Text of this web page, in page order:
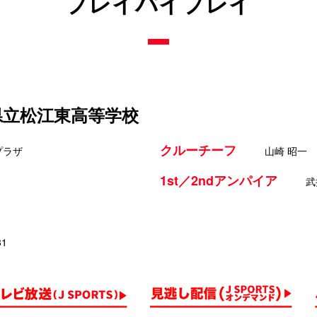
松江東高等学校
ラザ クルーチーフ 山崎 昭一
1st／2ndアンパイア